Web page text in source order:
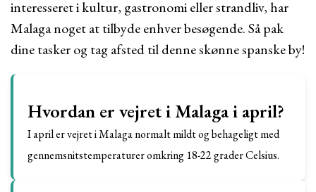
interesseret i kultur, gastronomi eller strandliv, har
Malaga noget at tilbyde enhver besøgende. Så pak
dine tasker og tag afsted til denne skønne spanske by!
Hvordan er vejret i Malaga i april?
I april er vejret i Malaga normalt mildt og behageligt med
gennemsnitstemperaturer omkring 18-22 grader Celsius.